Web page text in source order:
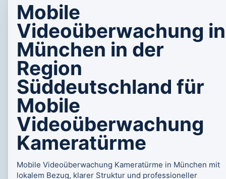
Mobile
Videoüberwachung in
München in der
Region
Süddeutschland für
Mobile
Videoüberwachung
Kameratürme
Mobile Videoüberwachung Kameratürme in München mit
lokalem Bezug, klarer Struktur und professioneller